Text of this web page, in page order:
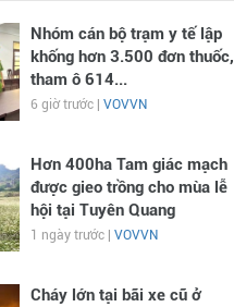
Nhóm cán bộ trạm y tế lập
khống hơn 3.500 đơn thuốc,
tham ô 614...
6 giờ trước | VOVVN
Hơn 400ha Tam giác mạch
được gieo trồng cho mùa lễ
hội tại Tuyên Quang
1 ngày trước | VOVVN
Cháy lớn tại bãi xe cũ ở